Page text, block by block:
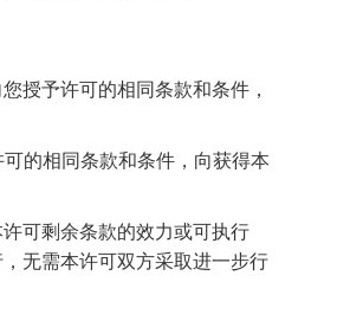
授予许可的相同条款和条件，
的相同条款和条件，向获得本
可剩余条款的效力或可执行
无需本许可双方采取进一步行